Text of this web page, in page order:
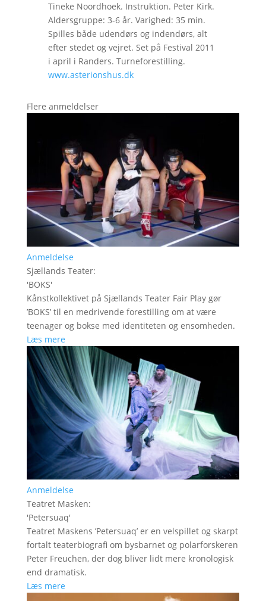
Tineke Noordhoek. Instruktion. Peter Kirk.
Aldersgruppe: 3-6 år. Varighed: 35 min.
Spilles både udendørs og indendørs, alt
efter stedet og vejret. Set på Festival 2011
i april i Randers. Turneforestilling.
www.asterionshus.dk
Flere anmeldelser
Anmeldelse
Sjællands Teater:
'BOKS'
Kånstkollektivet på Sjællands Teater Fair Play gør
’BOKS’ til en medrivende forestilling om at være
teenager og bokse med identiteten og ensomheden.
Læs mere
Anmeldelse
Teatret Masken:
'Petersuaq'
Teatret Maskens ’Petersuaq’ er en velspillet og skarpt
fortalt teaterbiografi om bysbarnet og polarforskeren
Peter Freuchen, der dog bliver lidt mere kronologisk
end dramatisk.
Læs mere